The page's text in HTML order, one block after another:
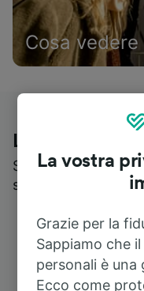
Cosa vedere
Le recensioni
Scopri cosa pensa
servizi
La vostra
Grazie per la
Sappiamo che
personali è una
Ecco come